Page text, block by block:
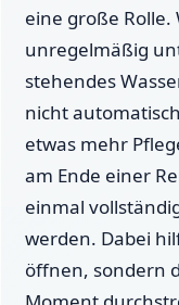
eine große
unregelmäßig
stehendes
nicht
etwas mehr
am Ende einer
einmal
werden. Dabei
öffnen, sondern